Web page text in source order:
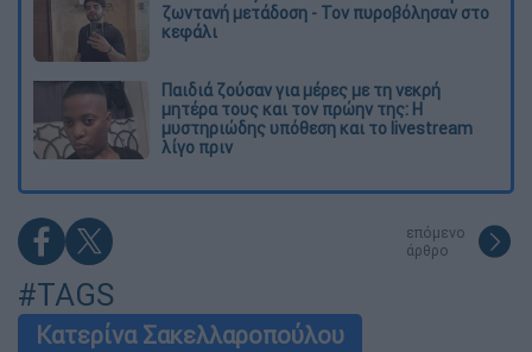
ζωντανή μετάδοση - Τον πυροβόλησαν στο
κεφάλι
Παιδιά ζούσαν για μέρες με τη νεκρή
μητέρα τους και τον πρώην της: Η
μυστηριώδης υπόθεση και το livestream
λίγο πριν
επόμενο
άρθρο
#TAGS
Κατερίνα Σακελλαροπούλου